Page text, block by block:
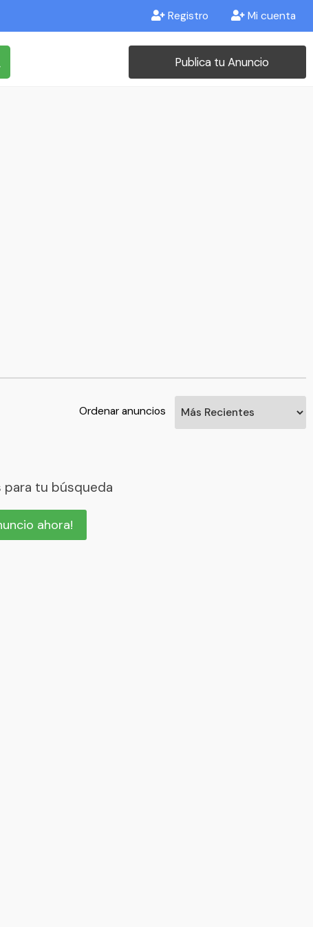
Registro Mi cuenta
Publica tu Anuncio
Ordenar anuncios
tu búsqueda
ahora!